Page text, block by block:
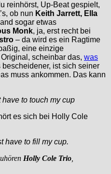
reinhörst, Up-Beat gespielt,
ob nun Keith Jarrett, Ella
sogar etwas
Monk, ja, erst recht bei
– da wird es ein Ragtime
eine einzige
scheinbar das, was
bescheidener, ist sich seiner
muss ankommen. Das kann
have to touch my cup
es sich bei Holly Cole
have to fill my cup.
Holly Cole Trio